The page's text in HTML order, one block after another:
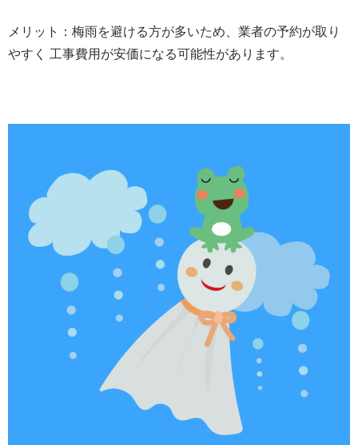
メリット：梅雨を避ける方が多いため、業者の予約が取り
やすく 工事費用が安価になる可能性があります。